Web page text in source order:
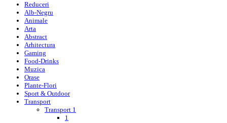
Reduceri
Alb-Negru
Animale
Arta
Abstract
Arhitectura
Gaming
Food-Drinks
Muzica
Orase
Plante-Flori
Sport & Outdoor
Transport
Transport 1
1